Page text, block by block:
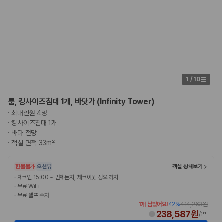
1 / 10
룸, 킹사이즈침대 1개, 바닷가 (Infinity Tower)
· 최대인원 4명
·킹사이즈침대 1개
· 바다 전망
·객실 면적 33m²
환불불가 오션뷰
객실 상세보기
· 체크인 15:00 ~ 언제든지, 체크아웃 정오 까지
· 무료 WiFi
· 무료 셀프 주차
1개 남았어요!42%414,263원
238,587원/1박